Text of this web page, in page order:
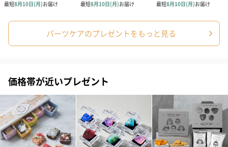
パーツケアのプレゼントをもっと見る
価格帯が近いプレゼント